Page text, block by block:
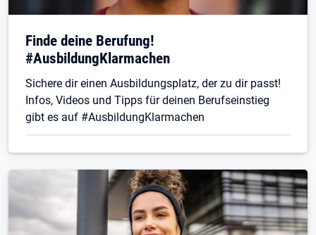
Finde deine Berufung!
#AusbildungKlarmachen
Sichere dir einen Ausbildungsplatz, der zu dir passt!
Infos, Videos und Tipps für deinen Berufseinstieg
gibt es auf #AusbildungKlarmachen